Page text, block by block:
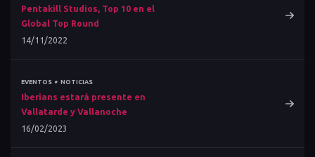
Pentakill Studios, Top 10 en el
Global Top Round
14/11/2022
EVENTOS • NOTICIAS
Iberians estará presente en
Vallatarde y Vallanoche
16/02/2023